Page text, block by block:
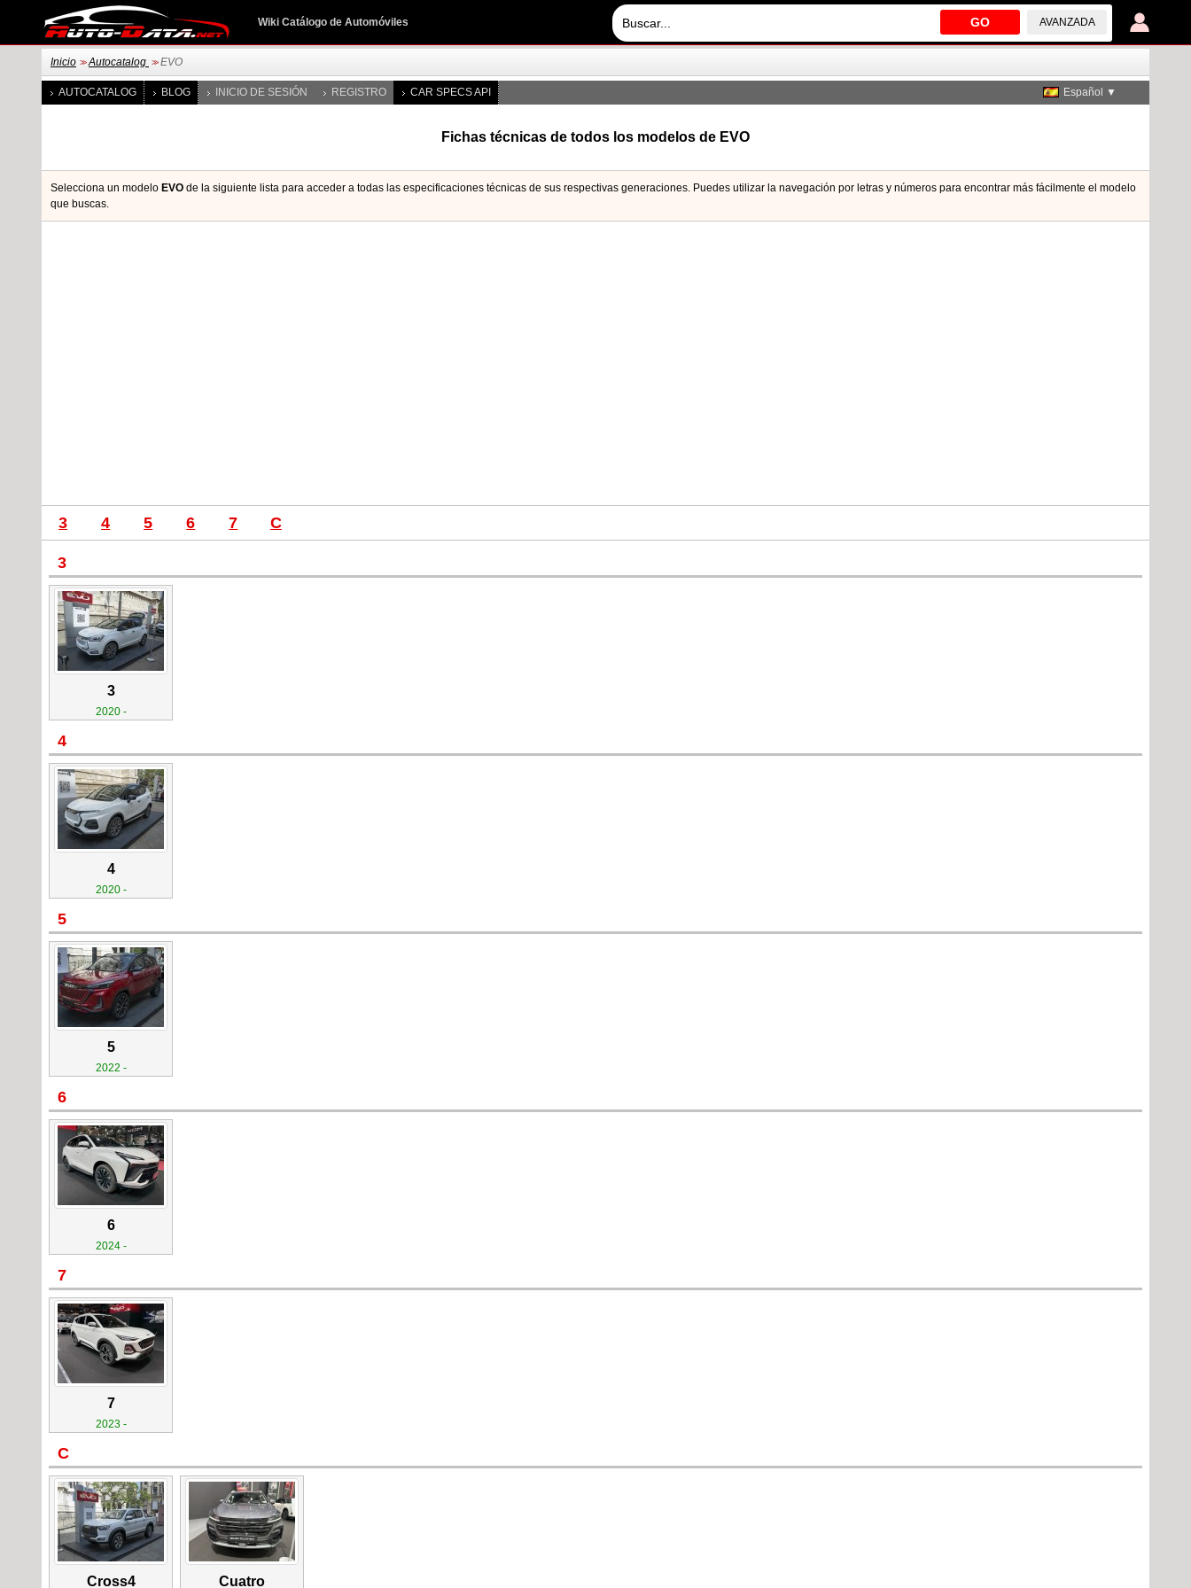
GO AVANZADA
Wiki Catálogo de Automóviles
Inicio >> Autocatalog >> EVO
AUTOCATALOG BLOG INICIO DE SESIÓN REGISTRO CAR SPECS API Español ▼
Fichas técnicas de todos los modelos de EVO
Selecciona un modelo EVO de la siguiente lista para acceder a todas las especificaciones técnicas de sus respectivas generaciones. Puedes utilizar la navegación por letras y números para encontrar más fácilmente el modelo
que buscas.
3 4 5 6 7 C
3
3
2020 -
4
4
2020 -
5
5
2022 -
6
6
2024 -
7
7
2023 -
C
Cross4 Cuatro